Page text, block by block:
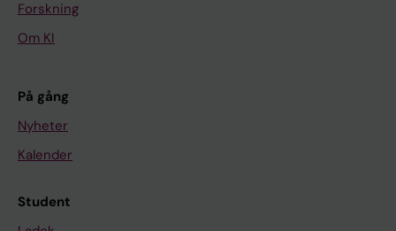
Forskning
Om KI
På gång
Nyheter
Kalender
Student